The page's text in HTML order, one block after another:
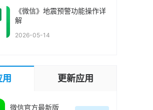
《微信》地震预警功能操作详
解
2026-05-14
更新应用
微信官方最新版